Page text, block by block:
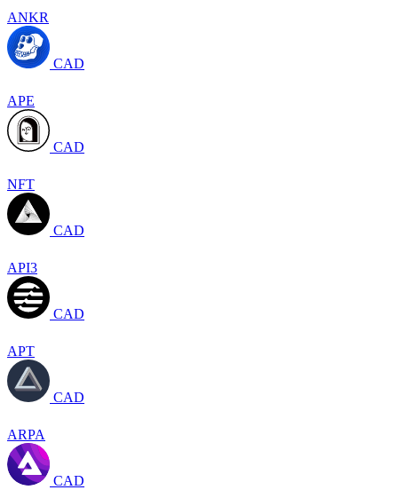
ANKR
CAD
APE
CAD
NFT
CAD
API3
CAD
APT
CAD
ARPA
CAD